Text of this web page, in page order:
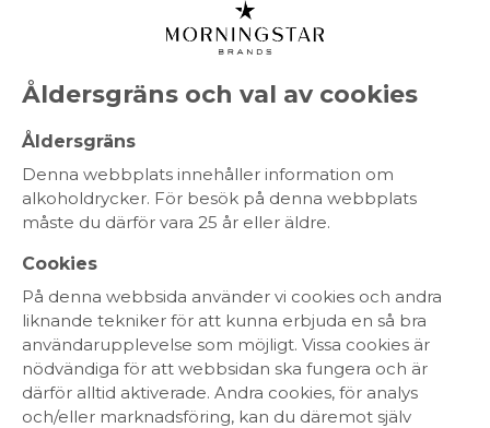
NYHET
Åldersgräns och val av cookies
Åldersgräns
Denna webbplats innehåller information om
alkoholdrycker. För besök på denna webbplats
måste du därför vara 25 år eller äldre.
Cookies
På denna webbsida använder vi cookies och andra
liknande tekniker för att kunna erbjuda en så bra
användarupplevelse som möjligt. Vissa cookies är
nödvändiga för att webbsidan ska fungera och är
därför alltid aktiverade. Andra cookies, för analys
och/eller marknadsföring, kan du däremot själv